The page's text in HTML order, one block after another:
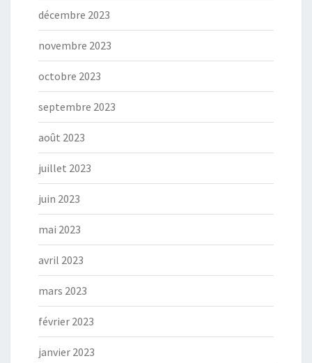
décembre 2023
novembre 2023
octobre 2023
septembre 2023
août 2023
juillet 2023
juin 2023
mai 2023
avril 2023
mars 2023
février 2023
janvier 2023